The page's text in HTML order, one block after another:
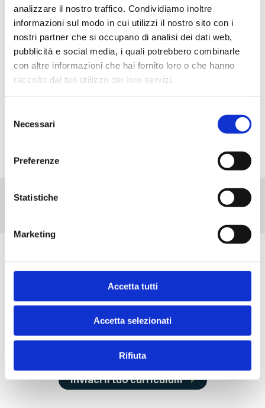
analizzare il nostro traffico. Condividiamo inoltre
informazioni sul modo in cui utilizzi il nostro sito con i
nostri partner che si occupano di analisi dei dati web,
pubblicità e social media, i quali potrebbero combinarle
con altre informazioni che hai fornito loro o che hanno
raccolto dal tuo utilizzo dei loro servizi.
delNecessari
Preferenze
Statistiche
Marketing
Accetta tutti
Accetta selezionati
Rifiuta
Giovanni Malinconico
Latina, Via Farini, 4
AMMINISTRATIVO
Diritto dei contratti pubblici e dei servizi di
Diritto urbanistico, dell’edilizia e dei beni
Il nostro team è in continua
crescita con nuovi collaboratori
Inviaci il tuo curriculum